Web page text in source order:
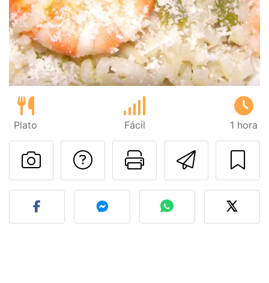
Plato Fácil 1 hora
Imprimir
Preguntar al autor
Publicar la foto de esta